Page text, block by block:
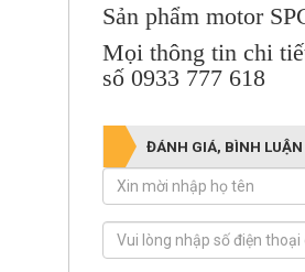
Sản phẩm motor
Mọi thông tin chi
số 0933 777 618
ĐÁNH GIÁ, BÌNH LUẬN